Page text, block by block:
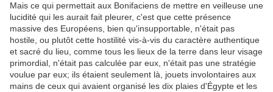
Mais ce qui permettait aux Bonifaciens de mettre en veilleuse une
lucidité qui les aurait fait pleurer, c'est que cette présence
massive des Européens, bien qu'insupportable, n'était pas
hostile, ou plutôt cette hostilité vis-à-vis du caractère authentique
et sacré du lieu, comme tous les lieux de la terre dans leur visage
primordial, n'était pas calculée par eux, n'était pas une stratégie
voulue par eux; ils étaient seulement là, jouets involontaires aux
mains de ceux qui avaient organisé les dix plaies d'Égypte et les